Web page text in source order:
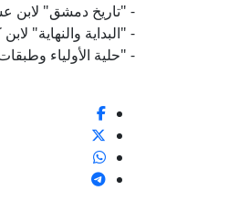
- "تاريخ دمشق" لابن عساكر (40/ 237،
- "البداية والنهاية" لابن كثير (12/
- "حلية الأولياء وطبقات